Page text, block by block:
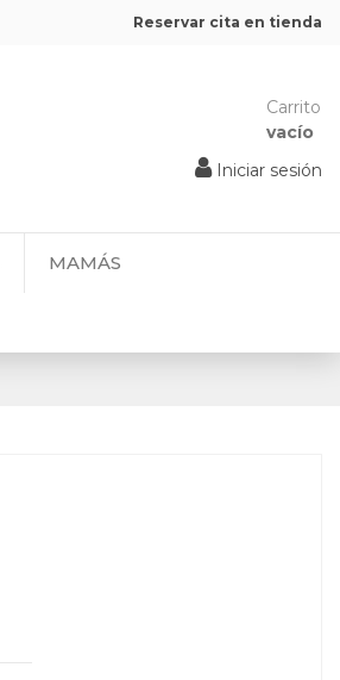
Reservar cita en tienda
Carrito
vacío
Iniciar sesión
MAMÁS